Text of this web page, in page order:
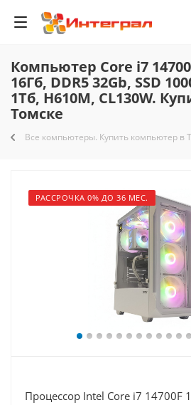
Компьютер Core i7
16Гб, DDR5 32Gb, SSD
1Тб, H610M, CL130W.
Томске
Все компьютеры. Купить компьютер в
РАССРОЧКА 0% ДО 36 МЕС.
Процессор Intel Core i7 14700F